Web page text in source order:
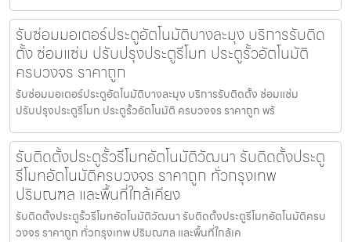
รับซ่อมมอเตอร์ประตูอัตโนมัติบางละมุง บริการรับติด
ตั้ง ซ่อมแซ่ม ปรับปรุงประตูรีโมท ประตูรั้วอัตโนมัติ
ครบวงจร ราคาถูก
รับซ่อมมอเตอร์ประตูอัตโนมัติบางละมุง บริการรับติดตั้ง ซ่อมแซ่ม
ปรับปรุงประตูรีโมท ประตูรั้วอัตโนมัติ ครบวงจร ราคาถูก พร้
รับติดตั้งประตูรั้วรีโมทอัตโนมัติวัฒนา รับติดตั้งประตู
รีโมทอัตโนมัติครบวงจร ราคาถูก ทั่วกรุงเทพ
ปริมณฑล และพื้นที่ใกล้เคียง
รับติดตั้งประตูรั้วรีโมทอัตโนมัติวัฒนา รับติดตั้งประตูรีโมทอัตโนมัติครบ
วงจร ราคาถูก ทั่วกรุงเทพ ปริมณฑล และพื้นที่ใกล้เค